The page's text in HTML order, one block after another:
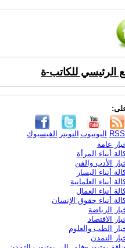
الرئيسي للكاتب-ة
الفيسبوك التويتر اليوتيوب RSS
عامة
أنباء المرأة
الأدب والفن
أنباء اليسار
أنباء العلمانية
أنباء العمال
أنباء حقوق الإنسان
الرياضة
الاقتصاد
الطب والعلوم
التمدن